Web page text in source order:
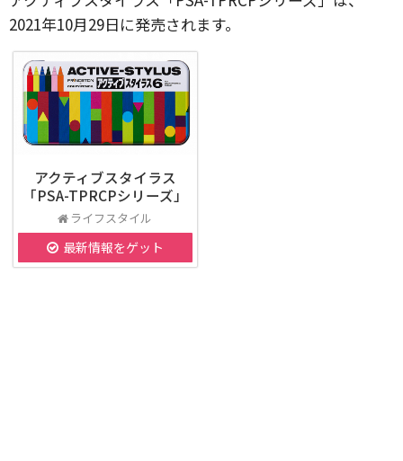
2021年10月29日に発売されます。
アクティブスタイラス
「PSA-TPRCPシリーズ」
ライフスタイル
最新情報をゲット